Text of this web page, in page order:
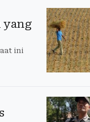
yang
ini